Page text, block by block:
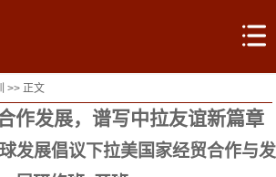
>> 正文
作发展，谱写中拉友谊新篇章
发展倡议下拉美国家经贸合作与发